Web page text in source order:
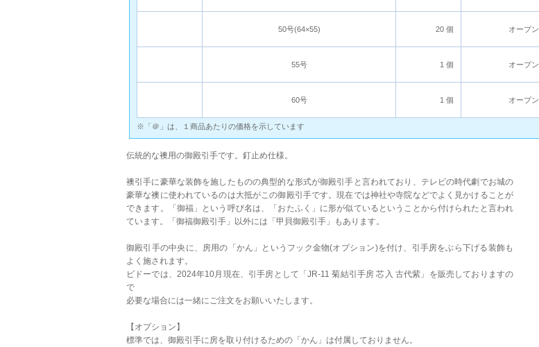
50号(64×55) 20 個 オープン
55号 1 個 オープン
60号 1 個 オープン
※「＠」は、１商品あたりの価格を示しています
伝統的な襖用の御殿引手です。釘止め仕様。
襖引手に豪華な装飾を施したものの典型的な形式が御殿引手と言われており、テレビの時代劇でお城の
豪華な襖に使われているのは大抵がこの御殿引手です。現在では神社や寺院などでよく見かけることが
できます。「御福」という呼び名は、「おたふく」に形が似ているということから付けられたと言われ
ています。「御福御殿引手」以外には「甲貝御殿引手」もあります。
御殿引手の中央に、房用の「かん」というフック金物(オプション)を付け、引手房をぶら下げる装飾も
よく施されます。
ビドーでは、2024年10月現在、引手房として「JR-11 菊結引手房 芯入 古代紫」を販売しておりますの
で
必要な場合には一緒にご注文をお願いいたします。
【オプション】
標準では、御殿引手に房を取り付けるための「かん」は付属しておりません。